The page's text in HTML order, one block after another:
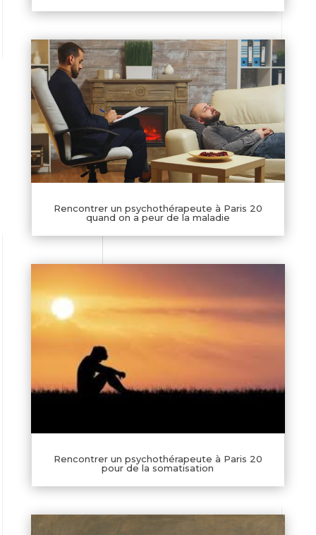
Rencontrer un psychothérapeute à Paris 20
quand on a peur de la maladie
Rencontrer un psychothérapeute à Paris 20
pour de la somatisation